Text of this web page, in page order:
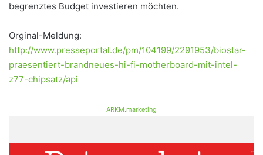
begrenztes Budget investieren möchten.
Orginal-Meldung:
http://www.presseportal.de/pm/104199/2291953/biostar-
praesentiert-brandneues-hi-fi-motherboard-mit-intel-
z77-chipsatz/api
ARKM.marketing